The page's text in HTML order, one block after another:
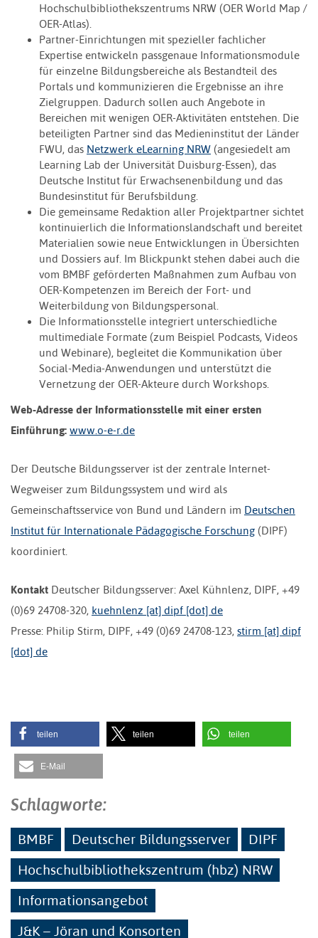
Hochschulbibliothekszentrums NRW (OER World Map /
OER-Atlas).
Partner-Einrichtungen mit spezieller fachlicher
Expertise entwickeln passgenaue Informationsmodule
für einzelne Bildungsbereiche als Bestandteil des
Portals und kommunizieren die Ergebnisse an ihre
Zielgruppen. Dadurch sollen auch Angebote in
Bereichen mit wenigen OER-Aktivitäten entstehen. Die
beteiligten Partner sind das Medieninstitut der Länder
FWU, das Netzwerk eLearning NRW (angesiedelt am
Learning Lab der Universität Duisburg-Essen), das
Deutsche Institut für Erwachsenenbildung und das
Bundesinstitut für Berufsbildung.
Die gemeinsame Redaktion aller Projektpartner sichtet
kontinuierlich die Informationslandschaft und bereitet
Materialien sowie neue Entwicklungen in Übersichten
und Dossiers auf. Im Blickpunkt stehen dabei auch die
vom BMBF geförderten Maßnahmen zum Aufbau von
OER-Kompetenzen im Bereich der Fort- und
Weiterbildung von Bildungspersonal.
Die Informationsstelle integriert unterschiedliche
multimediale Formate (zum Beispiel Podcasts, Videos
und Webinare), begleitet die Kommunikation über
Social-Media-Anwendungen und unterstützt die
Vernetzung der OER-Akteure durch Workshops.
Web-Adresse der Informationsstelle mit einer ersten
Einführung: www.o-e-r.de
Der Deutsche Bildungsserver ist der zentrale Internet-
Wegweiser zum Bildungssystem und wird als
Gemeinschaftsservice von Bund und Ländern im Deutschen
Institut für Internationale Pädagogische Forschung (DIPF)
koordiniert.
Kontakt Deutscher Bildungsserver: Axel Kühnlenz, DIPF, +49
(0)69 24708-320, kuehnlenz [at] dipf [dot] de
Presse: Philip Stirm, DIPF, +49 (0)69 24708-123, stirm [at] dipf
[dot] de
teilen teilen teilen
E-Mail
Schlagworte:
BMBF Deutscher Bildungsserver
DIPF
Hochschulbibliothekszentrum (hbz) NRW
Informationsangebot
J&K – Jöran und Konsorten